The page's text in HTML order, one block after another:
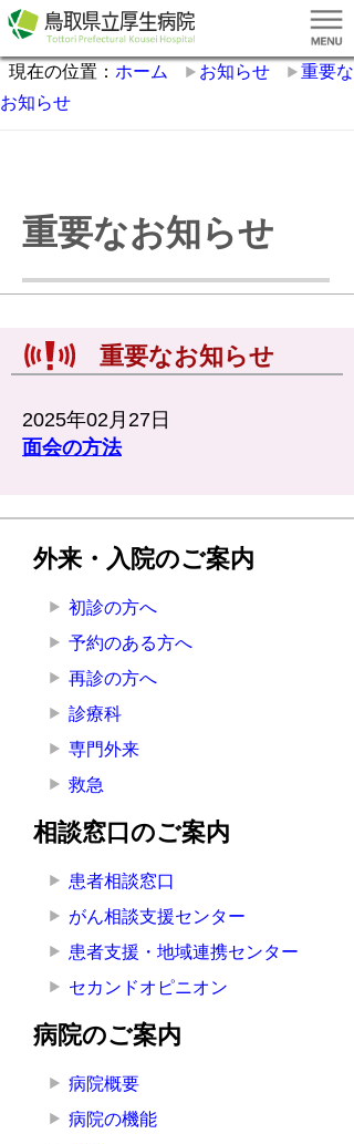
現在の位置： ホーム お知らせ
重要な
お知らせ
重要なお知らせ
重要なお知らせ
2025年02月27日
面会の方法
外来・入院のご案内
初診の方へ
予約のある方へ
再診の方へ
診療科
専門外来
救急
相談窓口のご案内
患者相談窓口
がん相談支援センター
患者支援・地域連携センター
セカンドオピニオン
病院のご案内
病院概要
病院の機能